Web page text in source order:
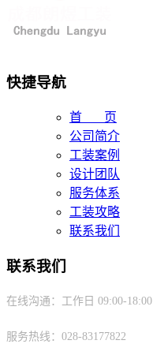
快捷导航
首 页
公司简介
工装案例
设计团队
服务体系
工装攻略
联系我们
联系我们
在线沟通：工作日 09:00-18:00
服务热线：028-83177822